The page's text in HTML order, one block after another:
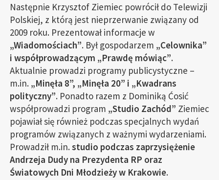
Następnie Krzysztof Ziemiec powrócił do Telewizji
Polskiej, z którą jest nieprzerwanie związany od
2009 roku. Prezentował informacje w
„Wiadomościach”. Był gospodarzem „Celownika”
i współprowadzącym „Prawdę mówiąc”.
Aktualnie prowadzi programy publicystyczne –
m.in. „Minęła 8”, „Minęła 20” i „Kwadrans
polityczny”. Ponadto razem z Dominiką Ćosić
współprowadzi program „Studio Zachód” Ziemiec
pojawiał się również podczas specjalnych wydań
programów związanych z ważnymi wydarzeniami.
Prowadził m.in. studio podczas zaprzysiężenie
Andrzeja Dudy na Prezydenta RP oraz
Światowych Dni Młodzieży w Krakowie.